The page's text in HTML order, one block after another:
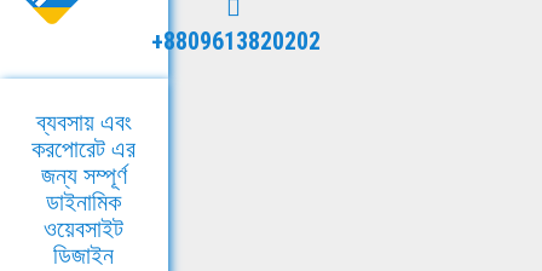
+8809613820202
ব্যবসায় এবং
করপোরেট এর
জন্য সম্পূর্ণ
ডাইনামিক
ওয়েবসাইট
ডিজাইন